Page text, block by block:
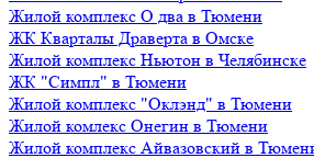
Жилой комплекс О два в Тюмени
ЖК Кварталы Драверта в Омске
Жилой комплекс Ньютон в Челябинске
ЖК "Симпл" в Тюмени
Жилой комплекс "Оклэнд" в Тюмени
Жилой комлекс Онегин в Тюмени
Жилой комплекс Айвазовский в